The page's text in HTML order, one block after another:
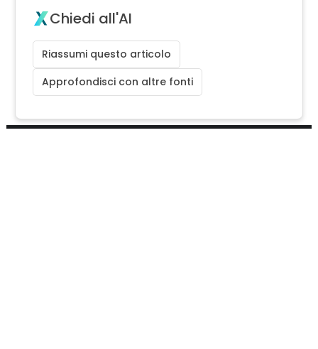
Chiedi all'AI
Riassumi questo articolo
Approfondisci con altre fonti